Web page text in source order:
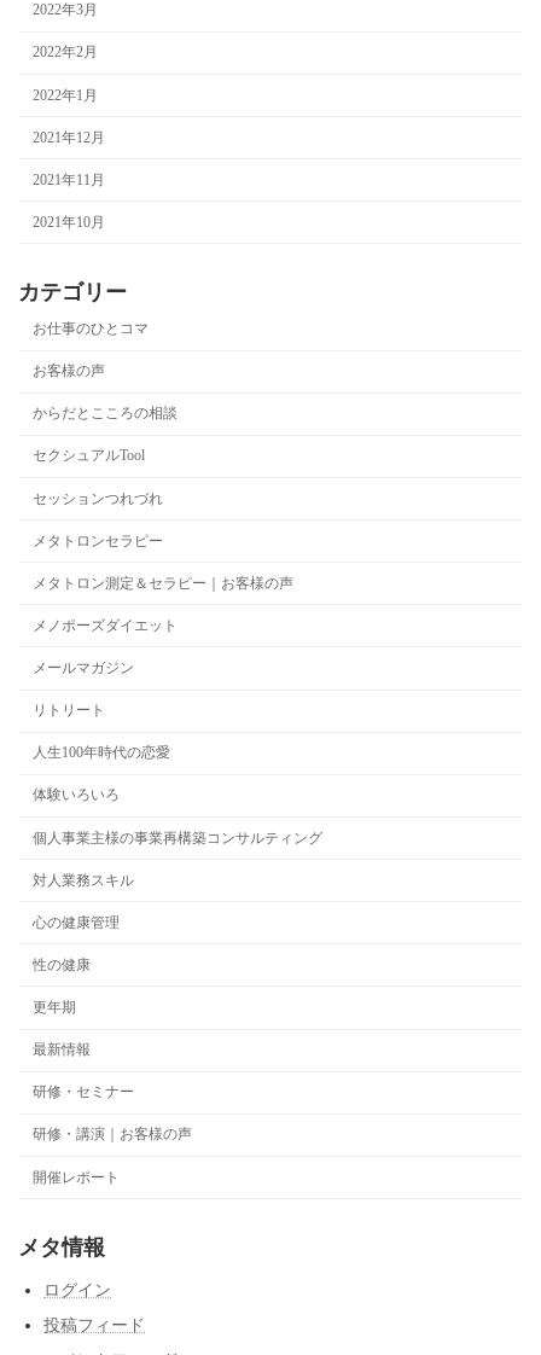
2022年3月
2022年2月
2022年1月
2021年12月
2021年11月
2021年10月
カテゴリー
お仕事のひとコマ
お客様の声
からだとこころの相談
セクシュアルTool
セッションつれづれ
メタトロンセラピー
メタトロン測定＆セラピー｜お客様の声
メノポーズダイエット
メールマガジン
リトリート
人生100年時代の恋愛
体験いろいろ
個人事業主様の事業再構築コンサルティング
対人業務スキル
心の健康管理
性の健康
更年期
最新情報
研修・セミナー
研修・講演｜お客様の声
開催レポート
メタ情報
ログイン
投稿フィード